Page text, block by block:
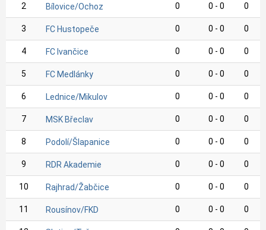
2 Bílovice/Ochoz 0 0 - 0 0
3 FC Hustopeče 0 0 - 0 0
4 FC Ivančice 0 0 - 0 0
5 FC Medlánky 0 0 - 0 0
6 Lednice/Mikulov 0 0 - 0 0
7 MSK Břeclav 0 0 - 0 0
8 Podolí/Šlapanice 0 0 - 0 0
9 RDR Akademie 0 0 - 0 0
10 Rajhrad/Žabčice 0 0 - 0 0
11 Rousínov/FKD 0 0 - 0 0